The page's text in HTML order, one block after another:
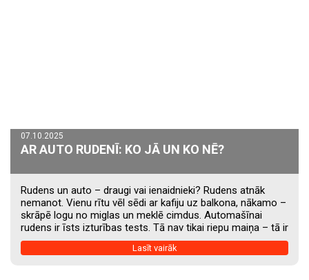
07.10.2025
AR AUTO RUDENĪ: KO JĀ UN KO NĒ?
Rudens un auto – draugi vai ienaidnieki? Rudens atnāk
nemanot. Vienu rītu vēl sēdi ar kafiju uz balkona, nākamo –
skrāpē logu no miglas un meklē cimdus. Automašīnai
rudens ir īsts izturības tests. Tā nav tikai riepu maiņa – tā ir
vesela pārbaudes sezona. Tāpēc šis raksts ir Tavs “Ko jā
un ko nē” ceļvedis. Ko noteikti jādara (JĀ) 1. Pārbaudi
Lasīt vairāk